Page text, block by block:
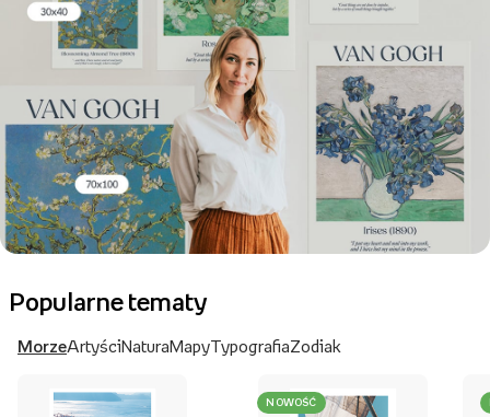
Popularne tematy
MorzeArtyściNaturaMapyTypografiaZodiak
NOWOŚĆ